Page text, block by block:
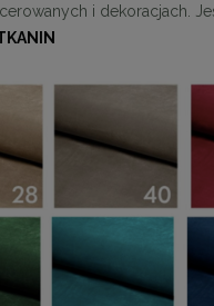
stolik CAVEA 40
trawertyn
1 799,10 zł
Cena regularna:
1 999,00 zł
i dekoracjach.